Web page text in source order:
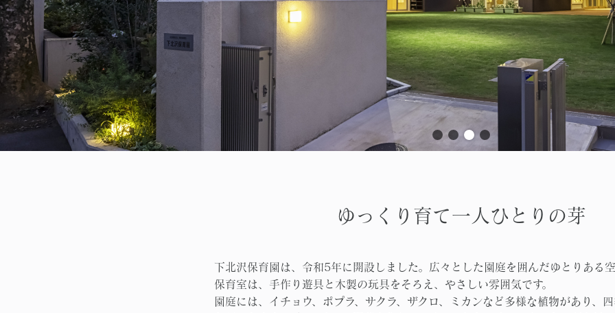
ゆっくり育て一人ひとりの芽
下北沢保育園は、令和5年に開設しました。広々とした園庭を囲んだゆとりある空
保育室は、手作り遊具と木製の玩具をそろえ、やさしい雰囲気です。
園庭には、イチョウ、ポプラ、サクラ、ザクロ、ミカンなど多様な植物があり、